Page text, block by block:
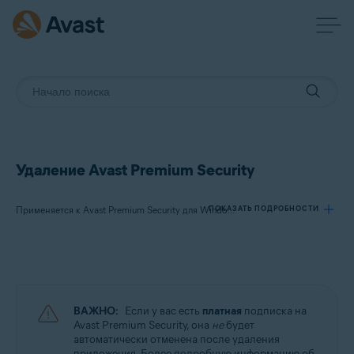
Удаление Avast Premium Security
Применяется к Avast Premium Security для Windows, Avast Premium Security для Mac
ПОКАЗАТЬ ПОДРОБНОСТИ
Avast Premium Security 15.x для Mac
Операционные системы:
ВАЖНО: Если у вас есть платная подписка на
Avast Premium Security, она небудет
автоматически отменена после удаления